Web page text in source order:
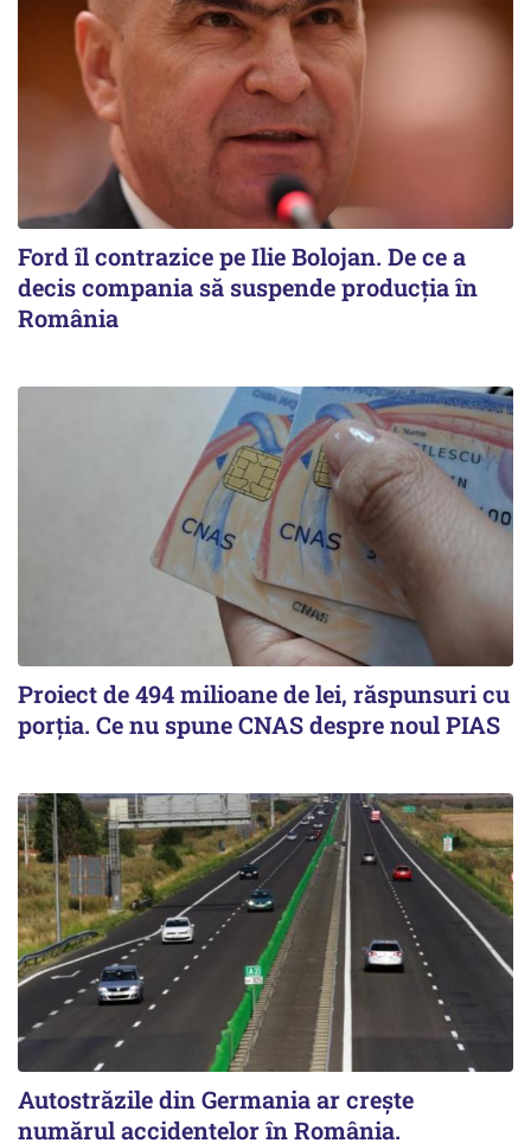
Ford îl contrazice pe Ilie Bolojan. De ce a
decis compania să suspende producția în
România
Proiect de 494 milioane de lei, răspunsuri cu
porția. Ce nu spune CNAS despre noul PIAS
Autostrăzile din Germania ar crește
numărul accidentelor în România.